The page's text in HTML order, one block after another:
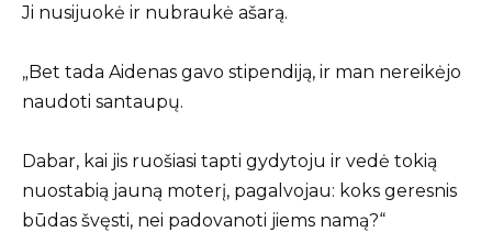
Ji nusijuokė ir nubraukė ašarą.
„Bet tada Aidenas gavo stipendiją, ir man nereikėjo
naudoti santaupų.
Dabar, kai jis ruošiasi tapti gydytoju ir vedė tokią
nuostabią jauną moterį, pagalvojau: koks geresnis
būdas švęsti, nei padovanoti jiems namą?“